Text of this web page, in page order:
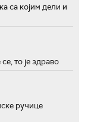
са којим дели и
то је здраво
ручице